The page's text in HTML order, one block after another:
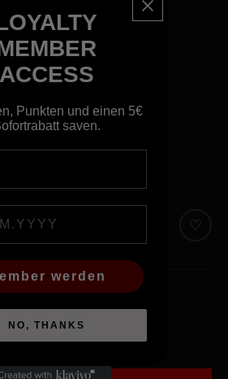
& ART
♡
L XL
ACCESS
Punkten und einen 5€
saven.
werden
NO, THANKS